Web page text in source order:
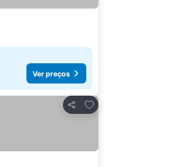
Ver preços
Partilhar
Adicionar aos favoritos